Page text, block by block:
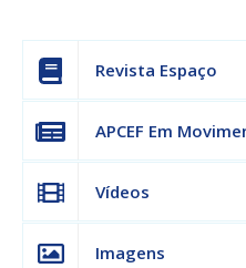
Revista Espaço
APCEF Em
Vídeos
Imagens